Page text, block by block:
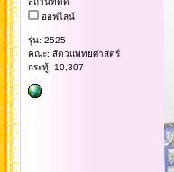
ออฟไลน์
รุ่น: 2525
คณะ: สัตวแพทยศาสตร์
กระทู้: 10,307